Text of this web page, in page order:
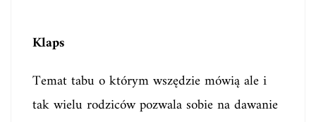
Klaps
Temat tabu o którym wszędzie mówią ale i
tak wielu rodziców pozwala sobie na dawanie